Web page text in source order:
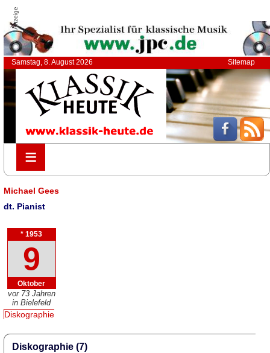
Anzeige
Samstag, 8. August 2026 Sitemap
≡
≡
Michael Gees
dt. Pianist
* 1953
9
Oktober
vor 73 Jahren
in Bielefeld
Diskographie
Diskographie (7)